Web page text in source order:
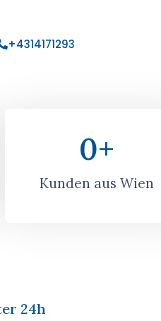
+4314171293
Kunden aus Wien
0+
24h